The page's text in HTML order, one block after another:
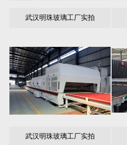
武汉明珠玻璃工厂实拍
武汉明珠玻璃工厂实拍